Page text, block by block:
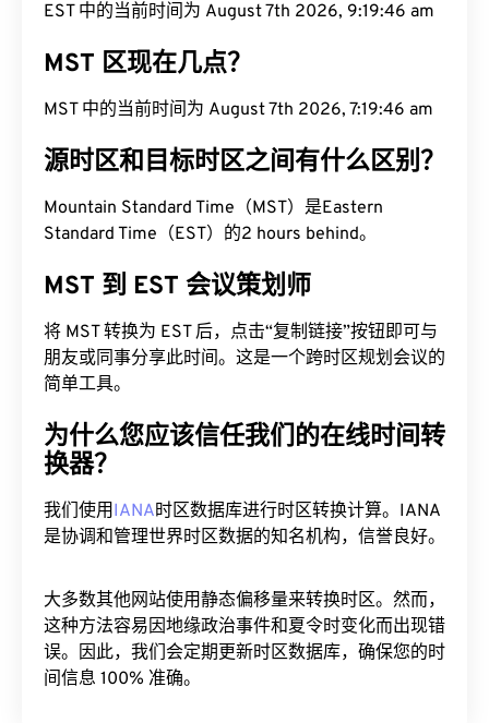
EST 中的当前时间为 August 7th 2026, 9:19:46 am
MST 区现在几点？
MST 中的当前时间为 August 7th 2026, 7:19:46 am
源时区和目标时区之间有什么区别？
Mountain Standard Time（MST）是Eastern
Standard Time（EST）的2 hours behind。
MST 到 EST 会议策划师
将 MST 转换为 EST 后，点击“复制链接”按钮即可与
朋友或同事分享此时间。这是一个跨时区规划会议的
简单工具。
为什么您应该信任我们的在线时间转
换器？
我们使用IANA时区数据库进行时区转换计算。IANA
是协调和管理世界时区数据的知名机构，信誉良好。
大多数其他网站使用静态偏移量来转换时区。然而，
这种方法容易因地缘政治事件和夏令时变化而出现错
误。因此，我们会定期更新时区数据库，确保您的时
间信息 100% 准确。